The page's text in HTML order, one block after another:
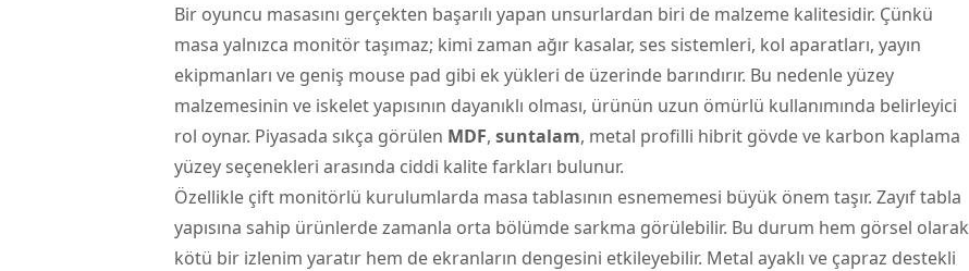
Bir oyuncu masasını gerçekten başarılı yapan unsurlardan biri de malzeme kalitesidir. Çünkü
masa yalnızca monitör taşımaz; kimi zaman ağır kasalar, ses sistemleri, kol aparatları, yayın
ekipmanları ve geniş mouse pad gibi ek yükleri de üzerinde barındırır. Bu nedenle yüzey
malzemesinin ve iskelet yapısının dayanıklı olması, ürünün uzun ömürlü kullanımında belirleyici
rol oynar. Piyasada sıkça görülen MDF, suntalam, metal profilli hibrit gövde ve karbon kaplama
yüzey seçenekleri arasında ciddi kalite farkları bulunur.
Özellikle çift monitörlü kurulumlarda masa tablasının esnememesi büyük önem taşır. Zayıf tabla
yapısına sahip ürünlerde zamanla orta bölümde sarkma görülebilir. Bu durum hem görsel olarak
kötü bir izlenim yaratır hem de ekranların dengesini etkileyebilir. Metal ayaklı ve çapraz destekli